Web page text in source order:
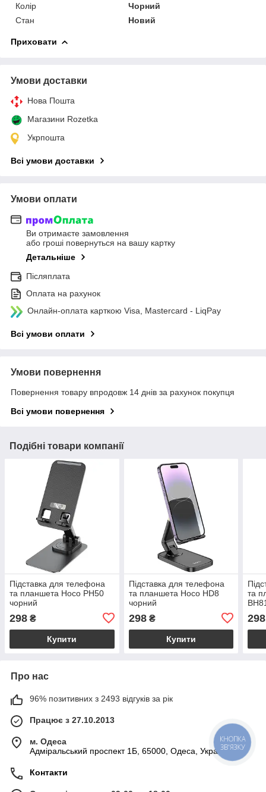
Колір
Чорний
Стан
Новий
Приховати
Умови доставки
Нова Пошта
Магазини Rozetka
Укрпошта
Всі умови доставки
Умови оплати
Ви отримаєте замовлення
або гроші повернуться на вашу картку
Детальніше
Післяплата
Оплата на рахунок
Онлайн-оплата карткою Visa, Mastercard - LiqPay
Всі умови оплати
Умови повернення
Повернення товару впродовж 14 днів за рахунок покупця
Всі умови повернення
Подібні товари компанії
Підставка для телефона
та планшета Hoco PH50
чорний
298 ₴
Купити
Підставка для телефона
та планшета Hoco HD8
чорний
298₴
Купити
та
298
Про нас
96% позитивних з 2493 відгуків за рік
Працює з 27.10.2013
м. Одеса
Адміральський проспект 1Б, 65000, Одеса, Україна
Контакти
КНОПКА
ЗВ'ЯЗКУ